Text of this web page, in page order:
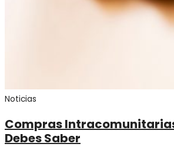
Noticias
Compras
Debes Saber